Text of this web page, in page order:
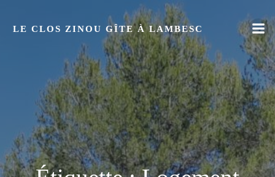
Aller
au
contenu
LE CLOS ZINOU GÎTE À LAMBESC